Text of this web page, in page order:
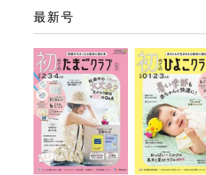
最新号